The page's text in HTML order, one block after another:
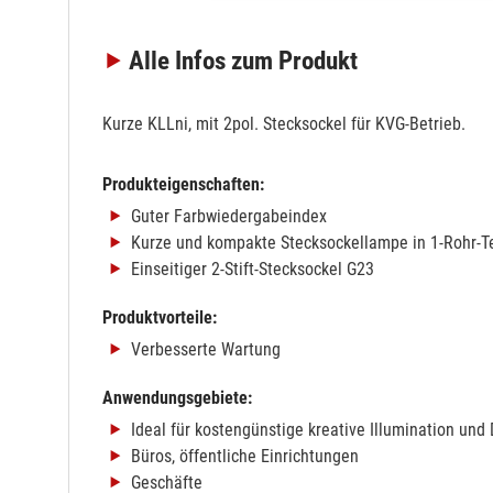
Alle Infos zum Produkt
Kurze KLLni, mit 2pol. Stecksockel für KVG-Betrieb.
Produkteigenschaften:
Guter Farbwiedergabeindex
Kurze und kompakte Stecksockellampe in 1-Rohr-
Einseitiger 2-Stift-Stecksockel G23
Produktvorteile:
Verbesserte Wartung
Anwendungsgebiete:
Ideal für kostengünstige kreative Illumination und
Büros, öffentliche Einrichtungen
Geschäfte